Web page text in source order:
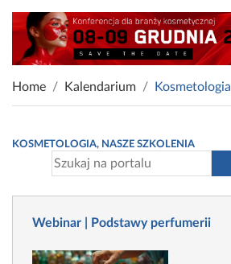
Home Kalendarium Kosmetologia
KOSMETOLOGIA, NASZE SZKOLENIA
Webinar | Podstawy perfumerii